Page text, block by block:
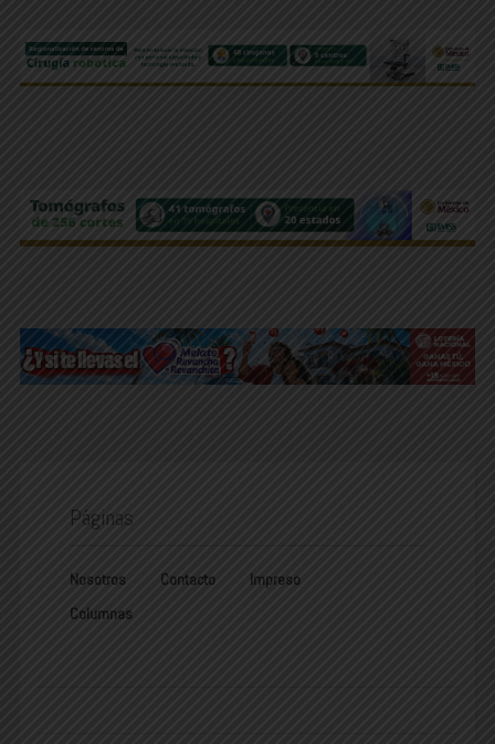
Páginas
Nosotros Contacto
Impreso
Columnas